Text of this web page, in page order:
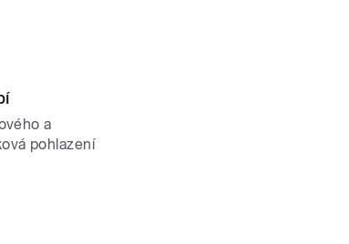
a
pohlazení